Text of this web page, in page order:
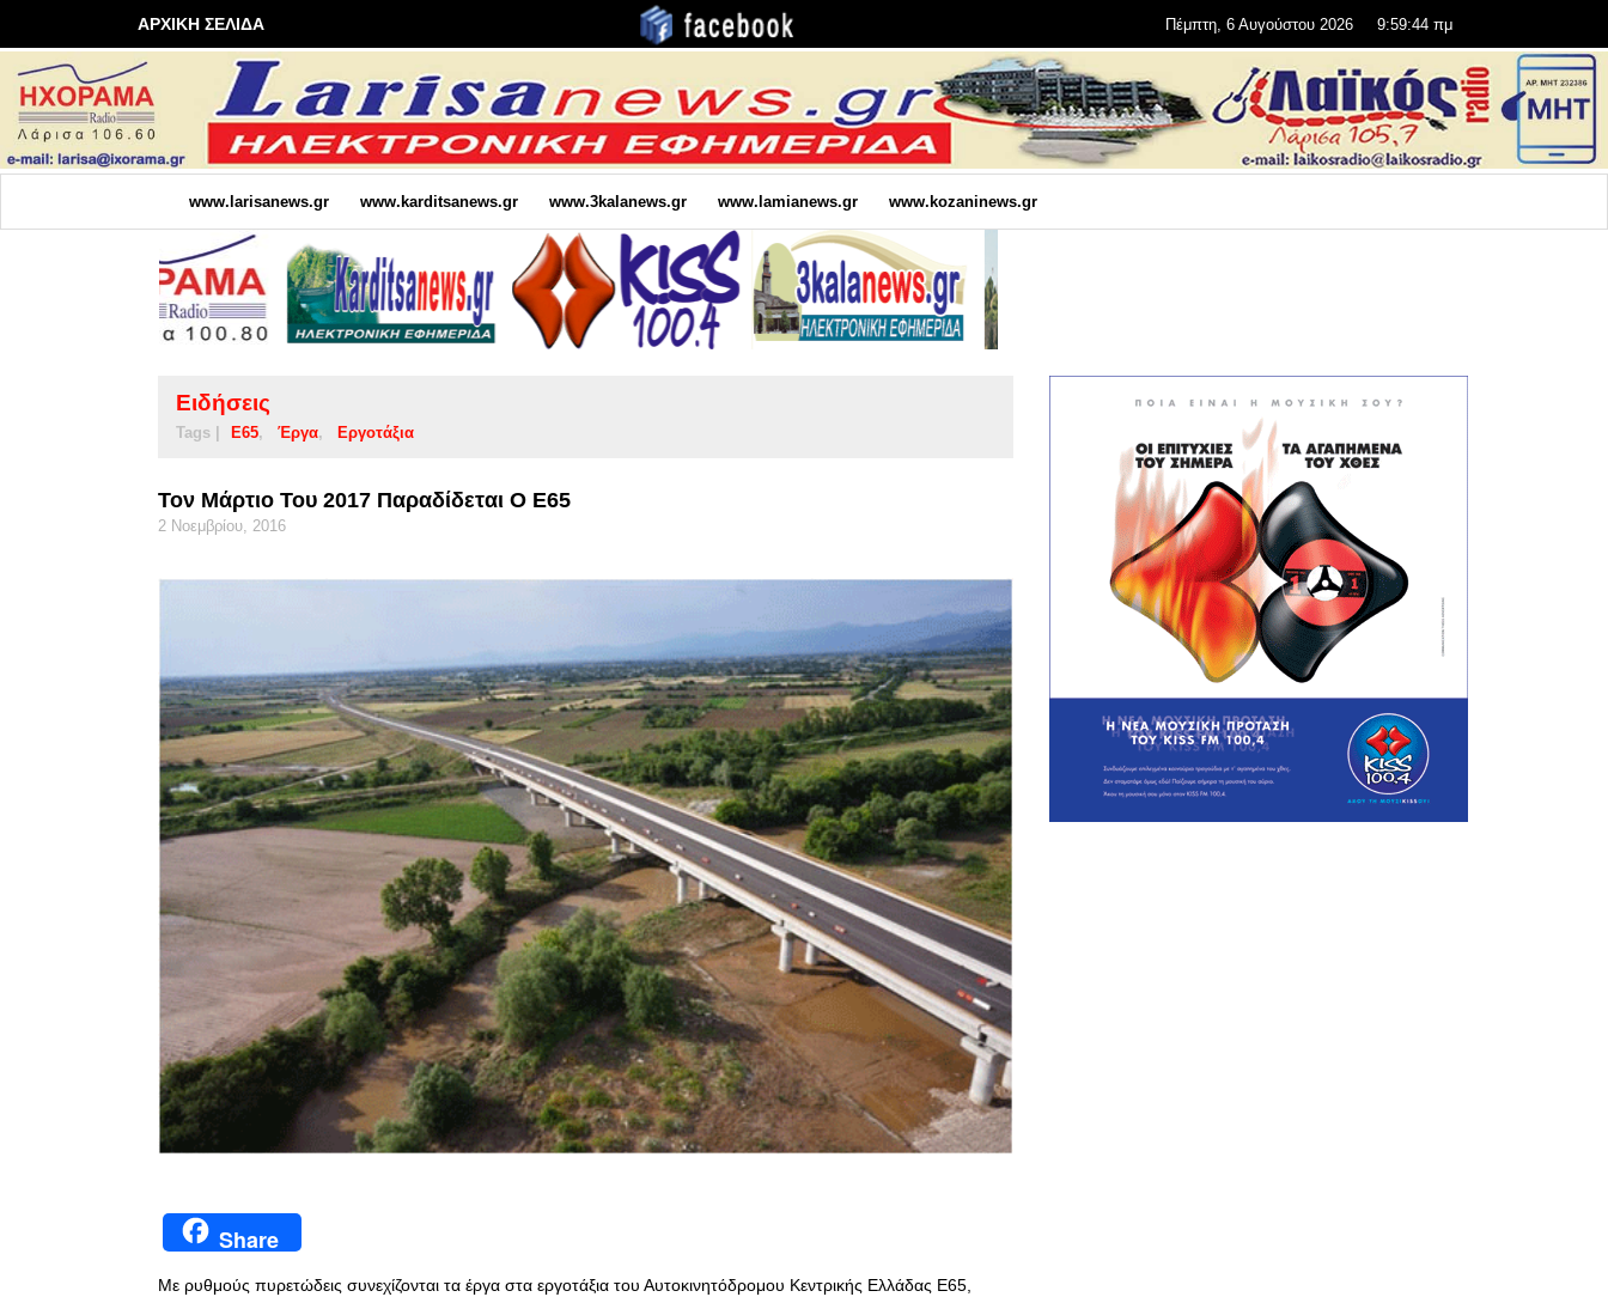
ΑΡΧΙΚΗ ΣΕΛΙΔΑ Πέμπτη, 6 Αυγούστου 2026 9:59:45 πμ
www.larisanews.gr www.karditsanews.gr www.3kalanews.gr www.lamianews.gr www.kozaninews.gr
Ειδήσεις
Tags | Ε65 Έργα Εργοτάξια
Τον Μάρτιο Του 2017 Παραδίδεται Ο Ε65
2 Νοεμβρίου, 2016
Share
Με ρυθμούς πυρετώδεις συνεχίζονται τα έργα στα εργοτάξια του Αυτοκινητόδρομου Κεντρικής Ελλάδας Ε65,